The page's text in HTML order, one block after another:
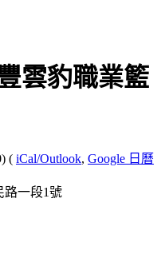
雲豹職業籃
( iCal/Outlook, Google 日曆
路一段1號